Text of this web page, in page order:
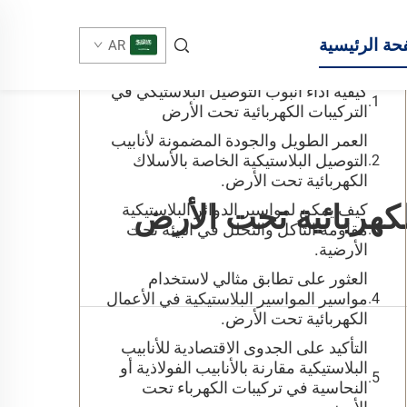
الرئيسية AR
تحت الأرض
جدول المحتويات
كيفية أداء أنبوب التوصيل البلاستيكي في
التركيبات الكهربائية تحت الأرض
العمر الطويل والجودة المضمونة لأنابيب
التوصيل البلاستيكية الخاصة بالأسلاك
الكهربائية تحت الأرض.
كيف يمكن لمواسير الدوائر البلاستيكية
مقاومة التآكل والتحلل في البيئة تحت
الأرضية.
العثور على تطابق مثالي لاستخدام
مواسير المواسير البلاستيكية في الأعمال
الكهربائية تحت الأرض.
التأكيد على الجدوى الاقتصادية للأنابيب
البلاستيكية مقارنة بالأنابيب الفولاذية أو
النحاسية في تركيبات الكهرباء تحت